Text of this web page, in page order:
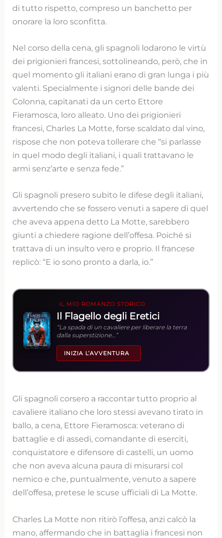
di tutto rispetto, compreso un banchetto per
onorare la loro sconfitta.
Nel corso della cena, gli spagnoli lodarono le virtù
dei prigionieri francesi, sottolineando, però, che in
quel momento gli italiani erano di gran lunga i più
valenti. Specialmente i signori delle bande dei
Colonna, capitanati da un certo Ettore
Fieramosca, loro alleato. Uno dei prigionieri
francesi, Charles La Motte, forse scaldato dal vino,
rispose che non poteva tollerare che “si parlasse
in quel modo degli italiani, i quali trattavano le
armi senz’arte e senza fede.”
Gli spagnoli presero subito le difese degli italiani,
avvertendo che se fossero venuti a sapere di quel
che aveva appena detto La Motte, sarebbero
giunti a chiedere ragione dell’offesa. Poiché si
trattava di un insulto vero e proprio. Il francese
replicò: “E io sono pronto a darla, io.”
IL MIO ROMANZO STORICO
Il Flagello degli Eretici
“La spada di un cavaliere per liberare la terra
dalla superstizione…”
INIZIA L’AVVENTURA
Gli spagnoli corsero a raccontar tutto proprio al
cavaliere italiano che loro stessi avevano tirato in
ballo, a cena, Ettore Fieramosca: veterano di
battaglie e di assedi, comandante di eserciti,
conquistatore e difensore di castelli, un uomo
che non aveva alcuna paura di misurarsi col
nemico e che, puntualmente, venuto a sapere
dell’offesa, pretese le scuse ufficiali di La Motte.
Charles La Motte non ritirò l’offesa, anzi calcò la
mano, affermando che in battaglia i francesi non